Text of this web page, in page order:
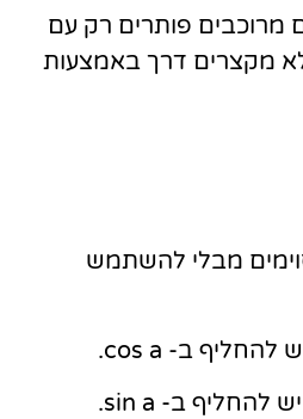
מרוכבים פותרים רק עם
מקצרים דרך באמצעות
מבלי להשתמש